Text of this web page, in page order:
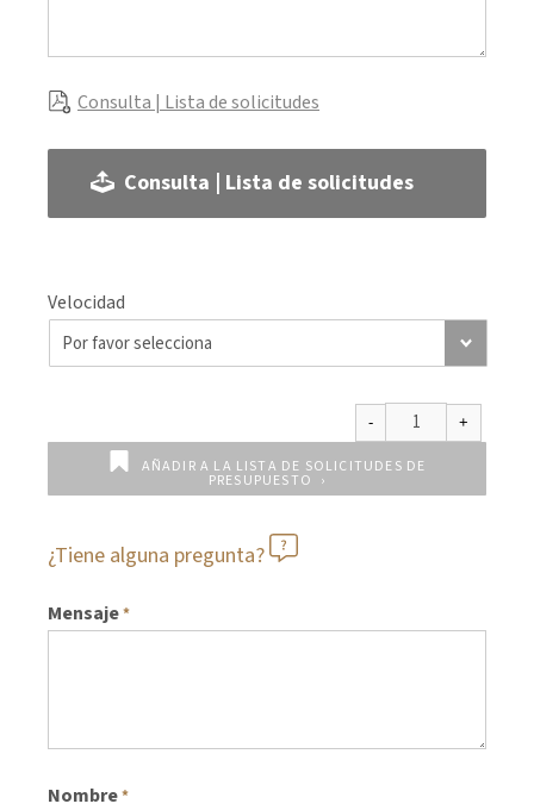
Consulta | Lista de solicitudes
Consulta | Lista de solicitudes
Velocidad
AÑADIR A LA LISTA DE SOLICITUDES DE
PRESUPUESTO
¿Tiene alguna pregunta?
Mensaje*
Nombre*